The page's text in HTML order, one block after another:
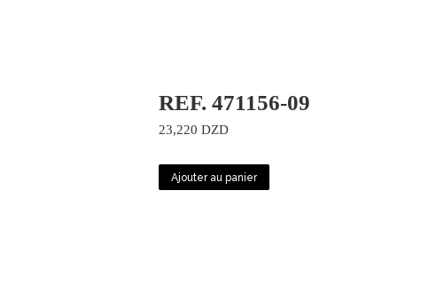
REF. 471156-09
23,220 DZD
Ajouter au panier